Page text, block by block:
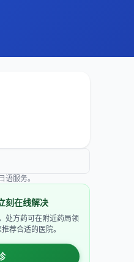
语服务。
刻在线解决
处方药可在附近药局领
荐合适的医院。